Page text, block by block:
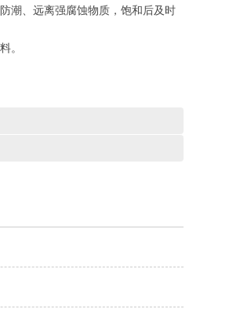
潮、远离强腐蚀物质，饱和后及时
。